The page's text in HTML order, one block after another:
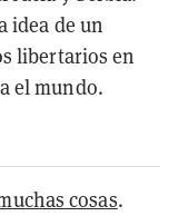
idea de un
libertarios en
el mundo.
cosas.